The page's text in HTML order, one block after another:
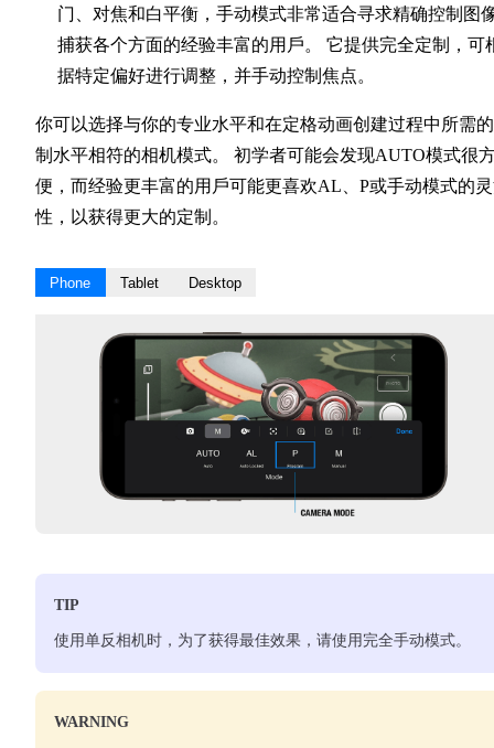
门、对焦和白平衡，手动模式非常适合寻求精确控制图
捕获各个方面的经验丰富的用戶。 它提供完全定制，可
据特定偏好进行调整，并手动控制焦点。
你可以选择与你的专业水平和在定格动画创建过程中所需
制水平相符的相机模式。 初学者可能会发现AUTO模式很
便，而经验更丰富的用戶可能更喜欢AL、P或手动模式的
性，以获得更大的定制。
Phone Tablet Desktop
TIP
使用单反相机时，为了获得最佳效果，请使用完全手动模式。
WARNING